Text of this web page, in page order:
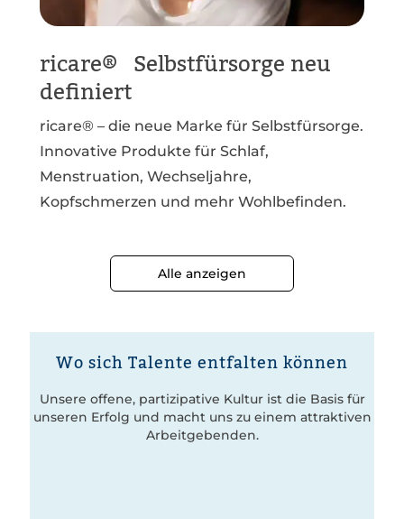
ricare® Selbstfürsorge neu
definiert
ricare® – die neue Marke für Selbstfürsorge.
Innovative Produkte für Schlaf,
Menstruation, Wechseljahre,
Kopfschmerzen und mehr Wohlbefinden.
Alle anzeigen
Wo sich Talente entfalten können
Unsere offene, partizipative Kultur ist die Basis für
unseren Erfolg und macht uns zu einem attraktiven
Arbeitgebenden.